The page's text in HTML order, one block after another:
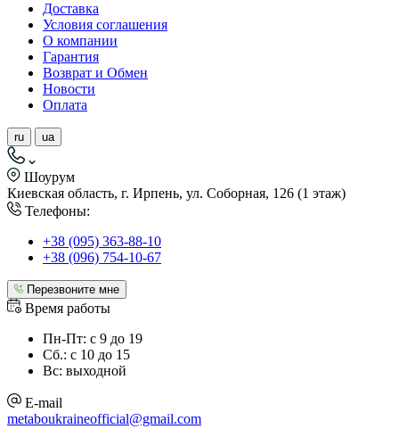
Доставка
Условия соглашения
О компании
Гарантия
Возврат и Обмен
Новости
Оплата
ru ua
Шоурум
Киевская область, г. Ирпень, ул. Соборная, 126 (1 этаж)
Телефоны:
+38 (095) 363-88-10
+38 (096) 754-10-67
Перезвоните мне
Время работы
Пн-Пт: с 9 до 19
Сб.: с 10 до 15
Вс: выходной
E-mail
metaboukraineofficial@gmail.com